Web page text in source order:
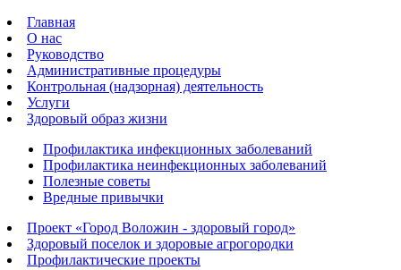
Главная
О нас
Руководство
Административные процедуры
Контрольная (надзорная) деятельность
Услуги
Здоровый образ жизни
Профилактика инфекционных заболеваний
Профилактика неинфекционных заболеваний
Полезные советы
Вредные привычки
Проект «Город Воложин - здоровый город»
Здоровый поселок и здоровые агрогородки
Профилактические проекты